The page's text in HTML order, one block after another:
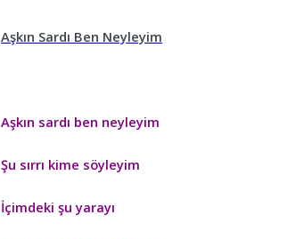
Aşkın Sardı Ben Neyleyim
Aşkın sardı ben neyleyim
Şu sırrı kime söyleyim
İçimdeki şu yarayı